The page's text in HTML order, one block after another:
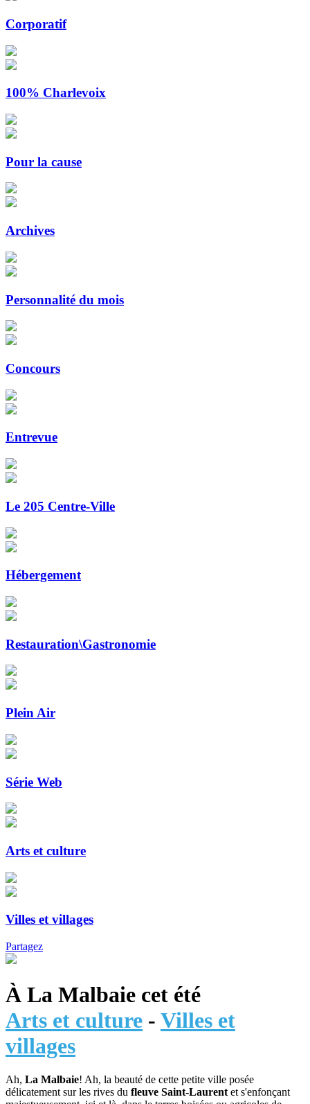
Corporatif
100% Charlevoix
Pour la cause
Archives
Personnalité du mois
Concours
Entrevue
Le 205 Centre-Ville
Hébergement
Restauration\Gastronomie
Plein Air
Série Web
Arts et culture
Villes et villages
Partagez
À La Malbaie cet été
Arts et culture - Villes et
villages
Ah, La Malbaie! Ah, la beauté de cette petite ville posée
délicatement sur les rives du fleuve Saint-Laurent et s'enfonçant